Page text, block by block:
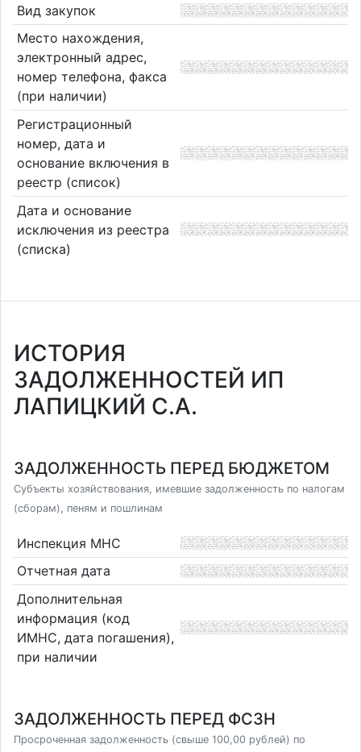
Вид закупок
Место нахождения,
электронный адрес,
номер телефона, факса
(при наличии)
Регистрационный
номер, дата и
основание включения в
реестр (список)
Дата и основание
исключения из реестра
(списка)
ИСТОРИЯ
ЗАДОЛЖЕННОСТЕЙ ИП
ЛАПИЦКИЙ С.А.
ЗАДОЛЖЕННОСТЬ ПЕРЕД БЮДЖЕТОМ
Субъекты хозяйствования, имевшие задолженность по налогам
(сборам), пеням и пошлинам
Инспекция МНС
Отчетная дата
Дополнительная
информация (код
ИМНС, дата погашения),
при наличии
ЗАДОЛЖЕННОСТЬ ПЕРЕД ФСЗН
Просроченная задолженность (свыше 100,00 рублей) по